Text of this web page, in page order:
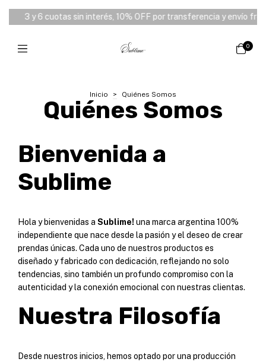
3 y 6 cuotas sin interés, 10% OFF por transferencia y envío free
0
Inicio > Quiénes Somos
Quiénes Somos
Bienvenida a
Sublime
Hola y bienvenidas a Sublime! una marca argentina 100%
independiente que nace desde la pasión y el deseo de crear
prendas únicas. Cada uno de nuestros productos es
diseñado y fabricado con dedicación, reflejando no solo
tendencias, sino también un profundo compromiso con la
autenticidad y la conexión emocional con nuestras clientas.
Nuestra Filosofía
Desde nuestros inicios, hemos optado por una producción